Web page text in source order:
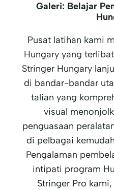
Galeri: Belajar
Pusat latihan kami
Hungary yang
Stringer Hungary
di bandar-bandar
talian yang
visual
penguasaan
di pelbagai
Pengalaman
intipati program
Stringer Pro